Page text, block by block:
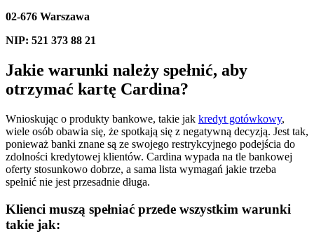
02-676 Warszawa
NIP: 521 373 88 21
Jakie warunki należy spełnić, aby
otrzymać kartę Cardina?
Wnioskując o produkty bankowe, takie jak kredyt gotówkowy,
wiele osób obawia się, że spotkają się z negatywną decyzją. Jest tak,
ponieważ banki znane są ze swojego restrykcyjnego podejścia do
zdolności kredytowej klientów. Cardina wypada na tle bankowej
oferty stosunkowo dobrze, a sama lista wymagań jakie trzeba
spełnić nie jest przesadnie długa.
Klienci muszą spełniać przede wszystkim warunki
takie jak: